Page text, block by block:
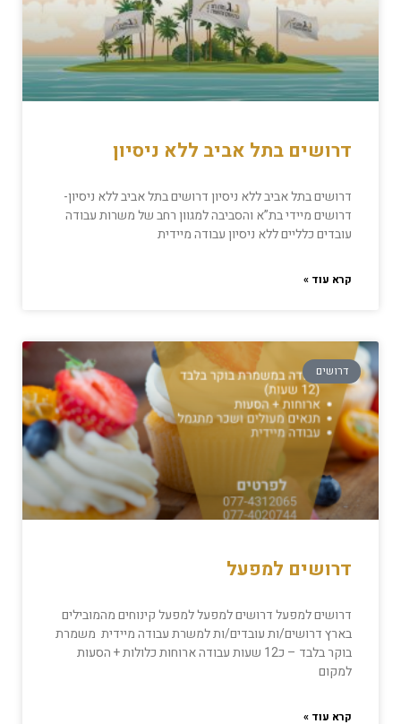
דרושים בתל אביב ללא ניסיון
דרושים בתל אביב ללא ניסיון דרושים בתל אביב ללא ניסיון-
דרושים מיידי בת”א והסביבה למגוון רחב של משרות עבודה
עובדים כלליים ללא ניסיון עבודה מיידית
קרא עוד »
דרושים
דרושים למפעל
דרושים למפעל דרושים למפעל למפעל קינוחים מהמובילים
בארץ דרושים/ות עובדים/ות למשרת עבודה מיידית משמרת
בוקר בלבד – כ12 שעות עבודה ארוחות כלולות + הסעות
למקום
קרא עוד »